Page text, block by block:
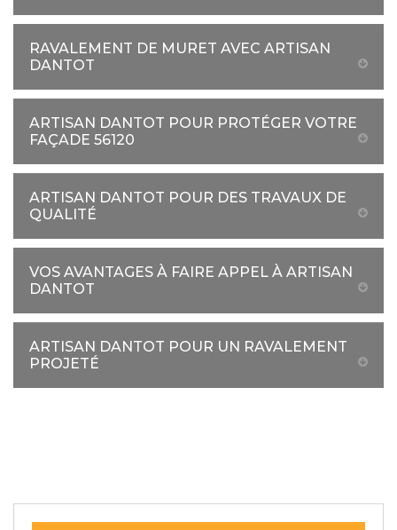
RAVALEMENT DE MURET AVEC ARTISAN
DANTOT
ARTISAN DANTOT POUR PROTÉGER VOTRE
FAÇADE 56120
ARTISAN DANTOT POUR DES TRAVAUX DE
QUALITÉ
VOS AVANTAGES À FAIRE APPEL À ARTISAN
DANTOT
ARTISAN DANTOT POUR UN RAVALEMENT
PROJETÉ